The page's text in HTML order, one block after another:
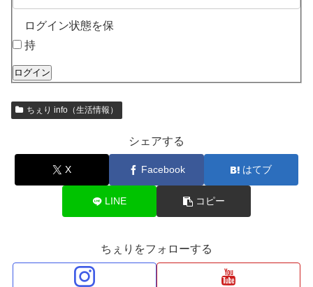
ログイン状態を保
持
ログイン
ちぇり info（生活情報）
シェアする
X Facebook はてブ
LINE コピー
ちぇりをフォローする